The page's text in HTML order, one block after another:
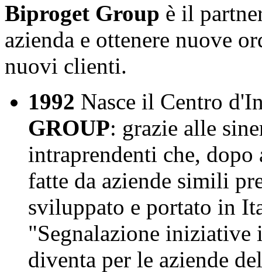
Biproget Group è il
azienda e ottenere nuove
nuovi clienti.
1992 Nasce il Centro
GROUP: grazie alle
intraprendenti che, dopo
fatte da aziende simili
sviluppato e portato in
"Segnalazione iniziative
diventa per le aziende